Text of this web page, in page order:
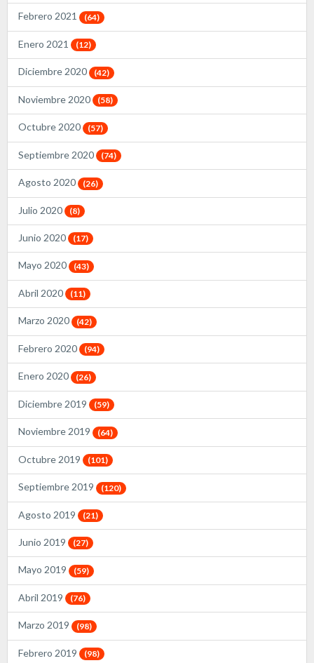
Febrero 2021 (64)
Enero 2021 (12)
Diciembre 2020 (42)
Noviembre 2020 (58)
Octubre 2020 (57)
Septiembre 2020 (74)
Agosto 2020 (26)
Julio 2020 (8)
Junio 2020 (17)
Mayo 2020 (43)
Abril 2020 (11)
Marzo 2020 (42)
Febrero 2020 (94)
Enero 2020 (26)
Diciembre 2019 (59)
Noviembre 2019 (64)
Octubre 2019 (101)
Septiembre 2019 (120)
Agosto 2019 (21)
Junio 2019 (27)
Mayo 2019 (59)
Abril 2019 (76)
Marzo 2019 (98)
Febrero 2019 (98)